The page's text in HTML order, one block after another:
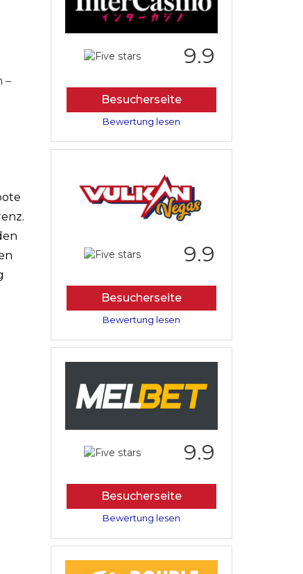
–
9.9
Besucherseite
Bewertung lesen
9.9
Besucherseite
Bewertung lesen
9.9
Besucherseite
Bewertung lesen